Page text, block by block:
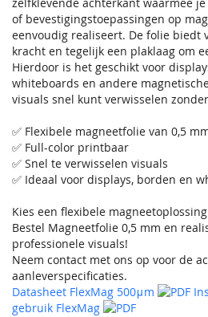
zelfklevende achterkant waarmee
of bevestigingstoepassingen op
eenvoudig realiseert. De folie biedt
kracht en tegelijk een plaklaag om
Hierdoor is het geschikt voor
whiteboards en andere
visuals snel kunt verwisselen
✅ Flexibele magneetfolie van 0,5
✅ Full-color printbaar
✅ Snel te verwisselen visuals
✅ Ideaal voor displays, borden en
Kies een flexibele
Bestel Magneetfolie 0,5 mm en
professionele visuals!
Neem contact met ons op voor de
aanleverspecificaties.
Datasheet FlexMag 500μm
gebruik FlexMag